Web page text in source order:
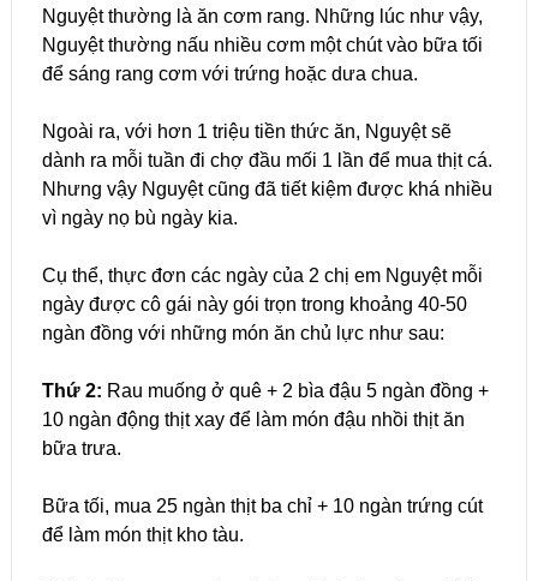
Nguyệt thường là ăn cơm rang. Những lúc như vậy,
Nguyệt thường nấu nhiều cơm một chút vào bữa tối
để sáng rang cơm với trứng hoặc dưa chua.
Ngoài ra, với hơn 1 triệu tiền thức ăn, Nguyệt sẽ
dành ra mỗi tuần đi chợ đầu mối 1 lần để mua thịt cá.
Nhưng vậy Nguyệt cũng đã tiết kiệm được khá nhiều
vì ngày nọ bù ngày kia.
Cụ thể, thực đơn các ngày của 2 chị em Nguyệt mỗi
ngày được cô gái này gói trọn trong khoảng 40-50
ngàn đồng với những món ăn chủ lực như sau:
Thứ 2: Rau muống ở quê + 2 bìa đậu 5 ngàn đồng +
10 ngàn động thịt xay để làm món đậu nhồi thịt ăn
bữa trưa.
Bữa tối, mua 25 ngàn thịt ba chỉ + 10 ngàn trứng cút
để làm món thịt kho tàu.